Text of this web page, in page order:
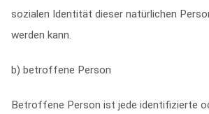
sozialen Identität dieser natürlichen
werden kann.
b) betroffene Person
Betroffene Person ist jede identifizierte